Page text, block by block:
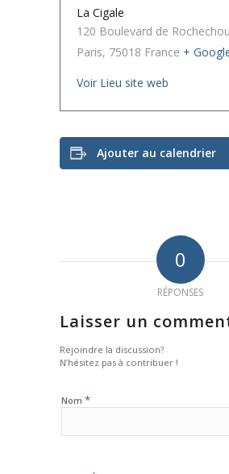
La Cigale
120 Boulevard de
Paris, 75018 France +
Voir Lieu site web
Ajouter au calendrier
0
RÉPONSES
Laisser un
Rejoindre la discussion?
N’hésitez pas à contribuer !
Nom *